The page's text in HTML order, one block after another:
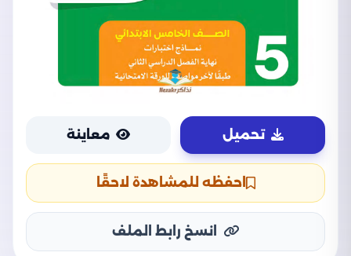
تحميل معاينة
احفظه للمشاهدة لاحقًا
انسخ رابط الملف